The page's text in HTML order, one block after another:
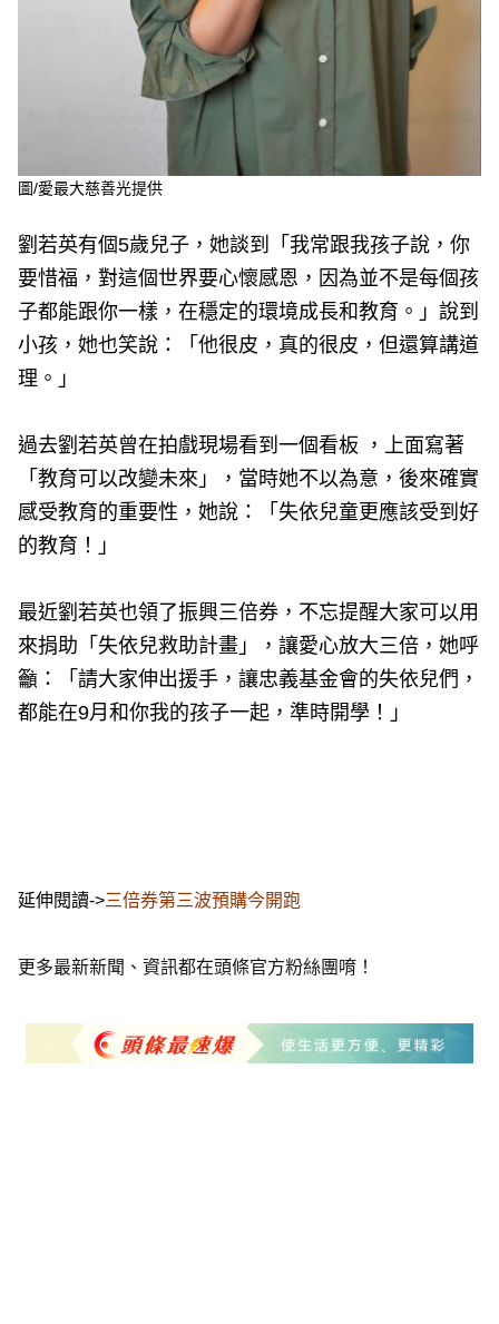
圖/愛最大慈善光提供
劉若英有個5歲兒子，她談到「我常跟我孩子說，你
要惜福，對這個世界要心懷感恩，因為並不是每個孩
子都能跟你一樣，在穩定的環境成長和教育。」說到
小孩，她也笑說：「他很皮，真的很皮，但還算講道
理。」
過去劉若英曾在拍戲現場看到一個看板 ，上面寫著
「教育可以改變未來」，當時她不以為意，後來確實
感受教育的重要性，她說：「失依兒童更應該受到好
的教育！」
最近劉若英也領了振興三倍券，不忘提醒大家可以用
來捐助「失依兒救助計畫」，讓愛心放大三倍，她呼
籲：「請大家伸出援手，讓忠義基金會的失依兒們，
都能在9月和你我的孩子一起，準時開學！」
延伸閱讀->三倍券第三波預購今開跑
更多最新新聞、資訊都在頭條官方粉絲團唷！